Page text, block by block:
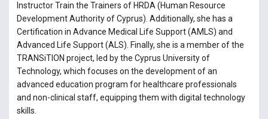
Instructor Train the Trainers of HRDA (Human Resource
Development Authority of Cyprus). Additionally, she has a
Certification in Advance Medical Life Support (AMLS) and
Advanced Life Support (ALS). Finally, she is a member of the
TRANSiTION project, led by the Cyprus University of
Technology, which focuses on the development of an
advanced education program for healthcare professionals
and non-clinical staff, equipping them with digital technology
skills.